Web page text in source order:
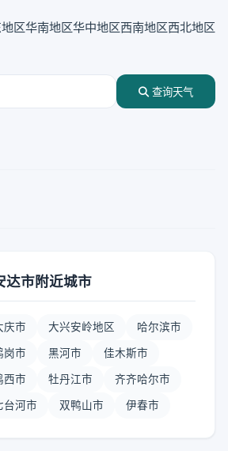
区华南地区华中地区西南地区西北地区
查询天气
达市附近城市
庆市 大兴安岭地区 哈尔滨市
岗市 黑河市 佳木斯市
西市 牡丹江市 齐齐哈尔市
台河市 双鸭山市 伊春市